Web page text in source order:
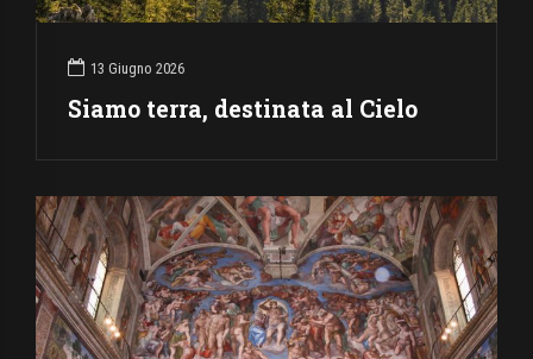
13 Giugno 2026
Siamo terra, destinata al Cielo